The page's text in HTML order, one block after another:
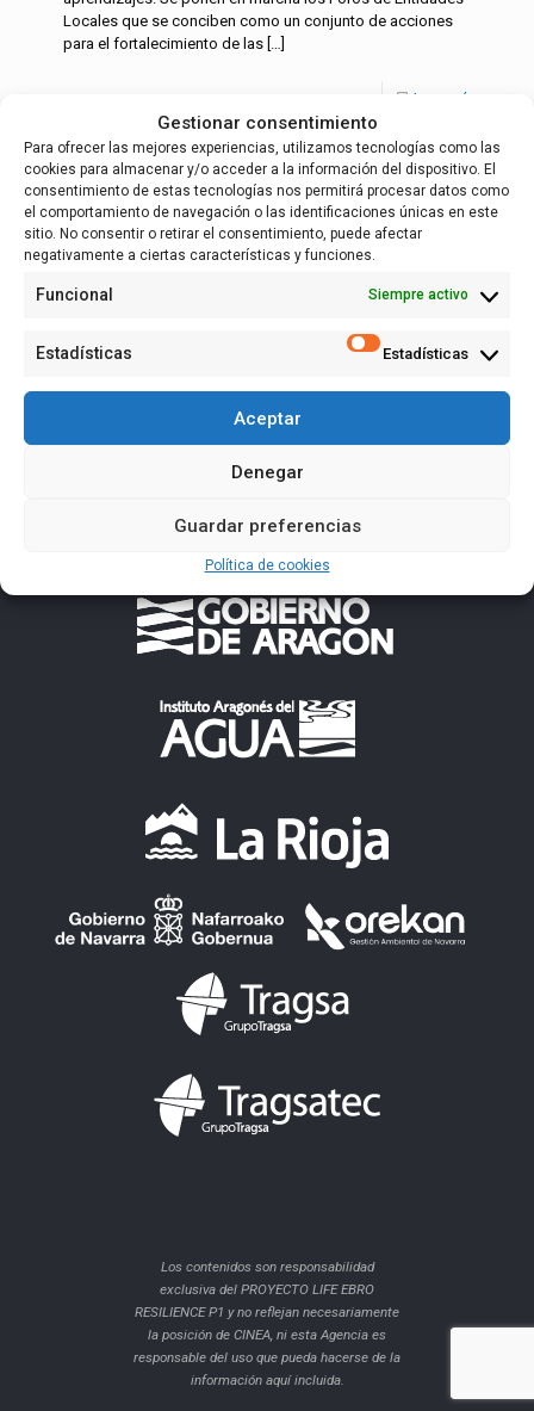
Gestionar consentimiento
Para ofrecer las mejores experiencias, utilizamos tecnologías como las
cookies para almacenar y/o acceder a la información del dispositivo. El
consentimiento de estas tecnologías nos permitirá procesar datos como
el comportamiento de navegación o las identificaciones únicas en este
sitio. No consentir o retirar el consentimiento, puede afectar
negativamente a ciertas características y funciones.
Funcional Siempre activo
Estadísticas Estadísticas
Aceptar
Denegar
Guardar preferencias
Política de cookies
Locales que se conciben como un conjunto de acciones
para el fortalecimiento de las […]
Leer más
Los contenidos son responsabilidad
exclusiva del PROYECTO LIFE EBRO
RESILIENCE P1 y no reflejan necesariamente
la posición de CINEA, ni esta Agencia es
responsable del uso que pueda hacerse de la
información aquí incluida.
English(Inglés ) Español